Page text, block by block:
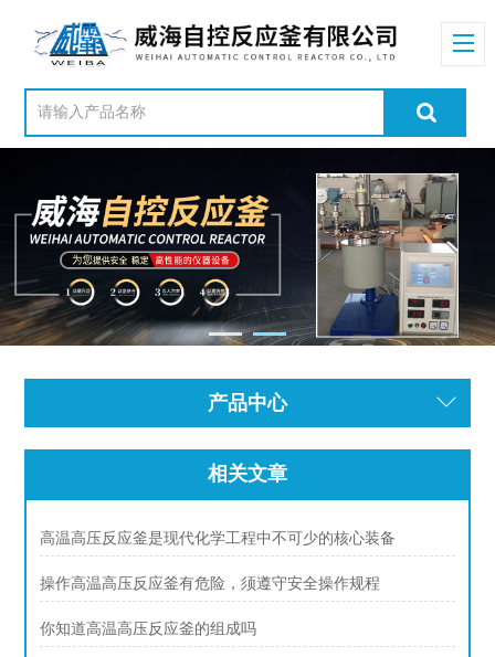
产品中心
相关文章
高温高压反应釜是现代化学工程中不可少的核心装备
操作高温高压反应釜有危险，须遵守安全操作规程
你知道高温高压反应釜的组成吗